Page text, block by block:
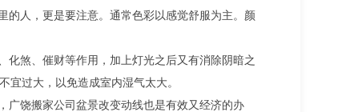
的人，更是要注意。通常色彩以感觉舒服为主。颜
煞、催财等作用，加上灯光之后又有消除阴暗之
过大，以免造成室内湿气太大。
广饶搬家公司盆景改变动线也是有效又经济的办